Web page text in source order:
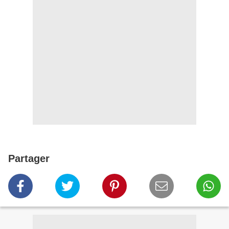
Partager